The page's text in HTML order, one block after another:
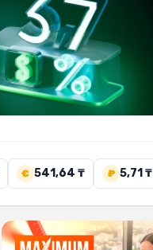
€ 541,64 ₸ ₽ 5,71 ₸